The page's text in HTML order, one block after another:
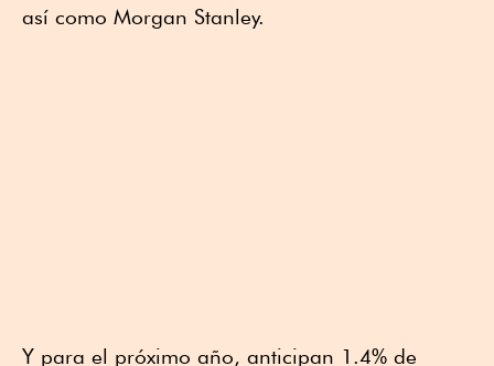
así como Morgan Stanley.
Y para el próximo año, anticipan 1.4% de